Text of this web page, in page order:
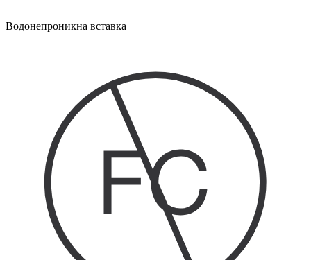
Водонепроникна вставка